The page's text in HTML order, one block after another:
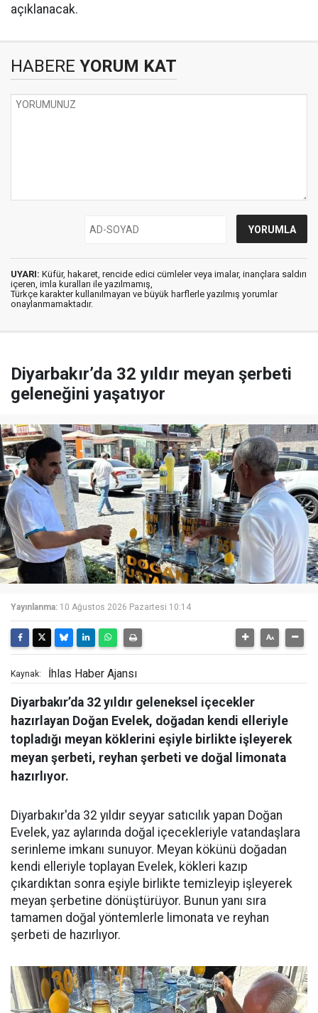
açıklanacak.
HABERE YORUM KAT
UYARI: Küfür, hakaret, rencide edici cümleler veya imalar, inançlara saldırı
içeren, imla kuralları ile yazılmamış,
Türkçe karakter kullanılmayan ve büyük harflerle yazılmış yorumlar
onaylanmamaktadır.
Diyarbakır’da 32 yıldır meyan şerbeti
geleneğini yaşatıyor
Yayınlanma: 10 Ağustos 2026 Pazartesi 10:14
Kaynak: İhlas Haber Ajansı
Diyarbakır’da 32 yıldır geleneksel içecekler
hazırlayan Doğan Evelek, doğadan kendi elleriyle
topladığı meyan köklerini eşiyle birlikte işleyerek
meyan şerbeti, reyhan şerbeti ve doğal limonata
hazırlıyor.
Diyarbakır'da 32 yıldır seyyar satıcılık yapan Doğan
Evelek, yaz aylarında doğal içecekleriyle vatandaşlara
serinleme imkanı sunuyor. Meyan kökünü doğadan
kendi elleriyle toplayan Evelek, kökleri kazıp
çıkardıktan sonra eşiyle birlikte temizleyip işleyerek
meyan şerbetine dönüştürüyor. Bunun yanı sıra
tamamen doğal yöntemlerle limonata ve reyhan
şerbeti de hazırlıyor.